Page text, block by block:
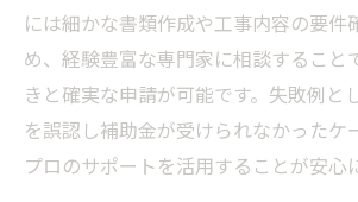
介護負担軽減を目指す住宅
株式会社H＆Kホーミーズがお手
フォーム
岐阜県岐阜市で補助金を使
の流れ
には細かな書類作成や工事内容の要件
め、経験豊富な専門家に相談すること
きと確実な申請が可能です。失敗例と
を誤認し補助金が受けられなかったケ
プロのサポートを活用することが安心